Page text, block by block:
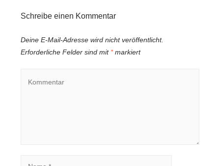
Schreibe einen Kommentar
Deine E-Mail-Adresse wird nicht veröffentlicht.
Erforderliche Felder sind mit *markiert